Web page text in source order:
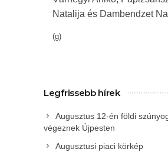
Natalija és Dambendzet
(g)
Legfrissebb hírek
Augusztus 12-én földi
végeznek Újpesten
Augusztusi piaci körkép